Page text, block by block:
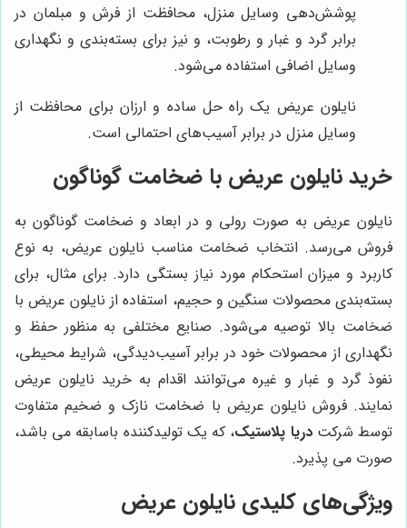
پوشش‌دهی وسایل منزل، محافظت از فرش و مبلمان در
برابر گرد و غبار و رطوبت، و نیز برای بسته‌بندی و نگهداری
وسایل اضافی استفاده می‌شود.
نایلون عریض یک راه حل ساده و ارزان برای محافظت از
وسایل منزل در برابر آسیب‌های احتمالی است.
خرید نایلون عریض با ضخامت گوناگون
نایلون عریض به صورت رولی و در ابعاد و ضخامت گوناگون به
فروش می‌رسد. انتخاب ضخامت مناسب نایلون عریض، به نوع
کاربرد و میزان استحکام مورد نیاز بستگی دارد. برای مثال، برای
بسته‌بندی محصولات سنگین و حجیم، استفاده از نایلون عریض با
ضخامت بالا توصیه می‌شود. صنایع مختلفی به منظور حفظ و
نگهداری از محصولات خود در برابر آسیب‌دیدگی، شرایط محیطی،
نفوذ گرد و غبار و غیره می‌توانند اقدام به خرید نایلون عریض
نمایند. فروش نایلون عریض با ضخامت نازک و ضخیم متفاوت
توسط شرکتدریا پلاستیک، که یک تولیدکننده باسابقه می باشد،
صورت می پذیرد.
ویژگی‌های کلیدی نایلون عریض